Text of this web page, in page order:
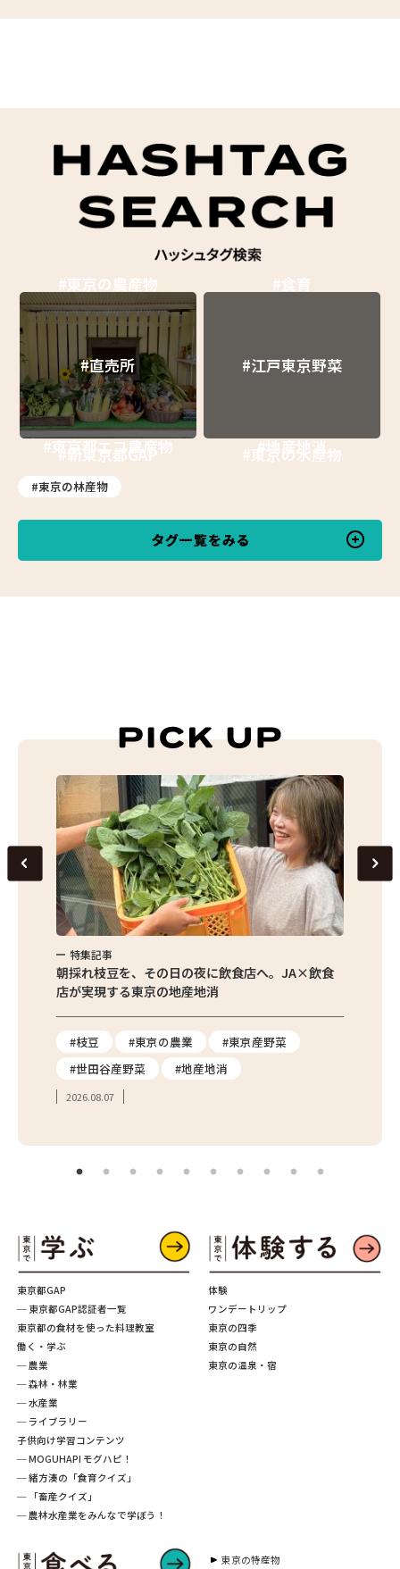
#東京の農産物 #食育
#直売所 #江戸東京野菜
#東京都エコ農産物 #地産地消
#新東京都GAP #東京の水産物
#東京の林産物
特集記事
朝採れ枝豆を、その日の夜に飲食店へ。JA×飲食
店が実現する東京の地産地消
#枝豆 #東京の農業
#東京産野菜
#世田谷産野菜
#地産地消
2026.08.07
東京都GAP
─ 東京都GAP認証者一覧
東京都の食材を使った料理教室
働く・学ぶ
─ 農業
─ 森林・林業
─ 水産業
─ ライブラリー
子供向け学習コンテンツ
─ MOGUHAPI モグハピ！
─ 緒方湊の「食育クイズ」
─ 「畜産クイズ」
─ 農林水産業をみんなで学ぼう！
体験
ワンデートリップ
東京の四季
東京の自然
東京の温泉・宿
東京の特産物